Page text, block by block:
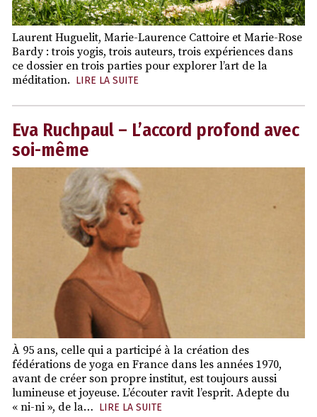
Laurent Huguelit, Marie-Laurence Cattoire et Marie-Rose
Bardy : trois yogis, trois auteurs, trois expériences dans
ce dossier en trois parties pour explorer l’art de la
méditation. LIRE LA SUITE
Eva Ruchpaul – L’accord profond avec
soi-même
À 95 ans, celle qui a participé à la création des
fédérations de yoga en France dans les années 1970,
avant de créer son propre institut, est toujours aussi
lumineuse et joyeuse. L’écouter ravit l’esprit. Adepte du
« ni-ni », de la… LIRE LA SUITE